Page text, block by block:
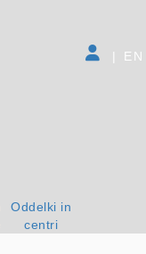
Oddelki in
centri
| EN